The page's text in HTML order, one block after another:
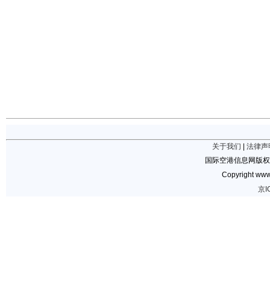
关于我们
法律声
国际空港信息网版
Copyright
京